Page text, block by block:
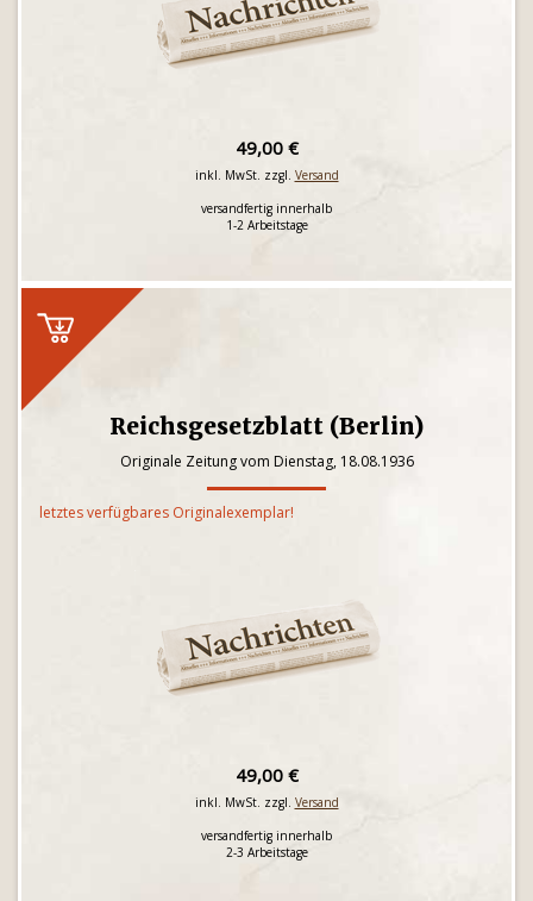
49,00 €
inkl. MwSt. zzgl. Versand
versandfertig innerhalb
1-2 Arbeitstage
Reichsgesetzblatt (Berlin)
Originale Zeitung vom Dienstag, 18.08.1936
letztes verfügbares Originalexemplar!
49,00 €
inkl. MwSt. zzgl. Versand
versandfertig innerhalb
2-3 Arbeitstage